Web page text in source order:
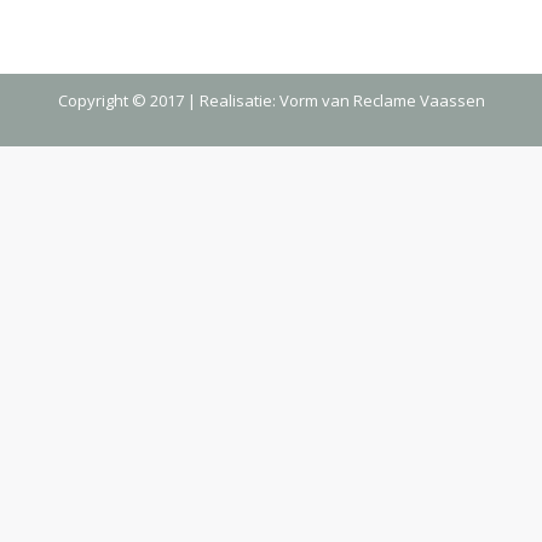
Copyright © 2017 | Realisatie: Vorm van Reclame Vaassen